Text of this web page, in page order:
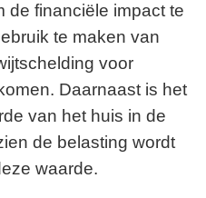
de financiële impact te
te maken van
voor
Daarnaast is het
van het huis in de
de belasting wordt
waarde.